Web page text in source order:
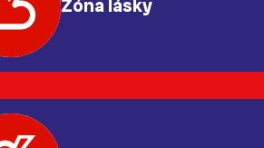
Zóna lásky